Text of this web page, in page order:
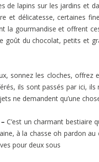
de lapins sur les jardins et
et délicatesse, certaines
gourmandise et offrent
goût du chocolat, petits et
sonnez les cloches,
ils sont passés par ici,
ne demandent qu’une
–C’est un charmant bestiaire
à la chasse oh pardon
pour deux sous